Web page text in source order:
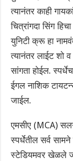
त्यानंतर काही
चित्रांगदा सिंग
युनिटी क्रू हा
त्यानंतर लाईट शो व‌
सांगता होईल.
ईगल नाशिक
जाईल.
एमसीए (MCA)
स्पर्धेतील सर्व
स्टेडियमवर खेळले